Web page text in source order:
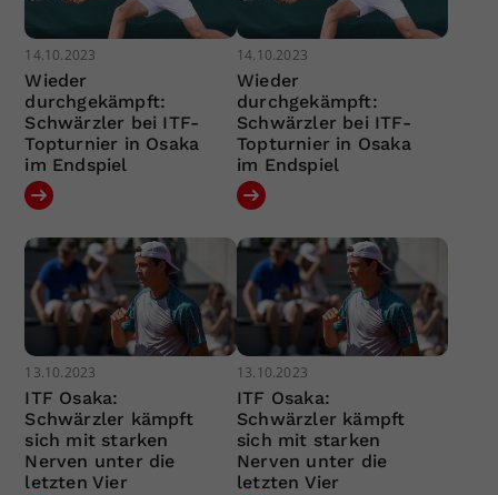
14.10.2023
Wieder
durchgekämpft:
Schwärzler bei ITF-
Topturnier in Osaka
im Endspiel
14.10.2023
Wieder
durchgekämpft:
Schwärzler bei ITF-
Topturnier in Osaka
im Endspiel
13.10.2023
ITF Osaka:
Schwärzler kämpft
sich mit starken
Nerven unter die
letzten Vier
13.10.2023
ITF Osaka:
Schwärzler kämpft
sich mit starken
Nerven unter die
letzten Vier